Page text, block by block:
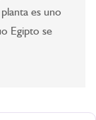
es uno
Egipto se